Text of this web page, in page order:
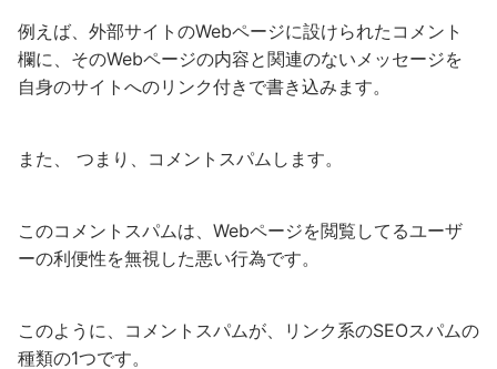
例えば、外部サイトのWebページに設けられたコメント
欄に、そのWebページの内容と関連のないメッセージを
自身のサイトへのリンク付きで書き込みます。
また、 つまり、コメントスパムします。
このコメントスパムは、Webページを閲覧してるユーザ
ーの利便性を無視した悪い行為です。
このように、コメントスパムが、リンク系のSEOスパムの
種類の1つです。